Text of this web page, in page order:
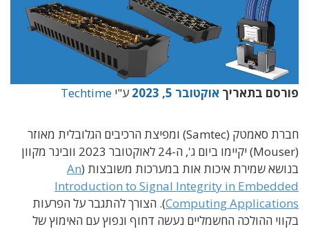
פורסם בתאריך אוקטובר 5, 2023 ע"י Techtime
חברת סאמטק (Samtec) ומפיצת הרכיבים הגלובלית מאוזר
(Mouser) יקיימו ביום ג', ה-24 לאוקטובר 2023 וובינר מקוון
בנושא שמירת איכות אות במערכות משובצות (An
Introduction to Signal Integrity in Embedded
Computing Applications). הצורך להתגבר על הפרעות
בקווי ההולכה החשמליים נעשה דחוף ונפוץ עם האימוץ של